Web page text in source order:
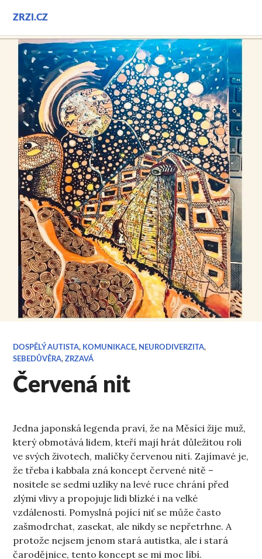
obsahu
webu
ZRZI.CZ
DOSPĚLÝ AUTISTA, KOMUNIKACE, NEURODIVERZITA,
SEBEDŮVĚRA,ZRZAVÁ
Červená nit
Jedna japonská legenda praví, že na Měsíci žije muž,
který obmotává lidem, kteří mají hrát důležitou roli
ve svých životech, malíčky červenou nití. Zajímavé je,
že třeba i kabbala zná koncept červené nitě –
nositele se sedmi uzlíky na levé ruce chrání před
zlými vlivy a propojuje lidi blízké i na velké
vzdálenosti. Pomyslná pojící niť se může často
zašmodrchat, zasekat, ale nikdy se nepřetrhne. A
protože nejsem jenom stará autistka, ale i stará
čarodějnice, tento koncept se mi moc líbí.